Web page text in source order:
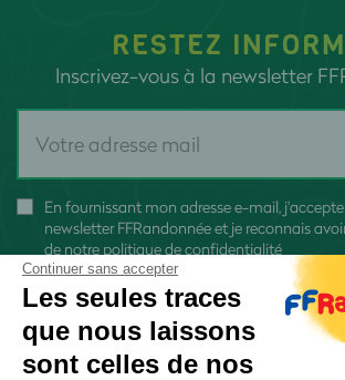
RESTEZ
Inscrivez-vous à la newsletter
En fournissant mon adresse e-mail,
newsletter FFRandonnée et je reconnais
de notre politique de confidentialité
Continuer sans accepter
Les seules traces
que nous laissons
sont celles de nos